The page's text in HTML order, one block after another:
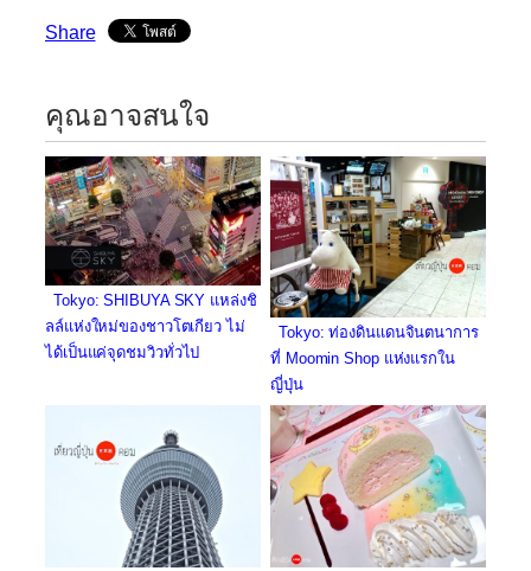
Share
คุณอาจสนใจ
Tokyo: SHIBUYA SKY แหล่งชิ
ลล์แห่งใหม่ของชาวโตเกียว ไม่
ได้เป็นแค่จุดชมวิวทั่วไป
Tokyo: ท่องดินแดนจินตนาการ
ที่ Moomin Shop แห่งแรกใน
ญี่ปุ่น